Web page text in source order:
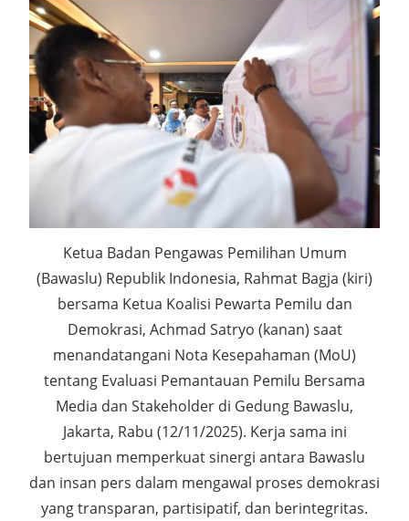
Ketua Badan Pengawas Pemilihan Umum
(Bawaslu) Republik Indonesia, Rahmat Bagja (kiri)
bersama Ketua Koalisi Pewarta Pemilu dan
Demokrasi, Achmad Satryo (kanan) saat
menandatangani Nota Kesepahaman (MoU)
tentang Evaluasi Pemantauan Pemilu Bersama
Media dan Stakeholder di Gedung Bawaslu,
Jakarta, Rabu (12/11/2025). Kerja sama ini
bertujuan memperkuat sinergi antara Bawaslu
dan insan pers dalam mengawal proses demokrasi
yang transparan, partisipatif, dan berintegritas.